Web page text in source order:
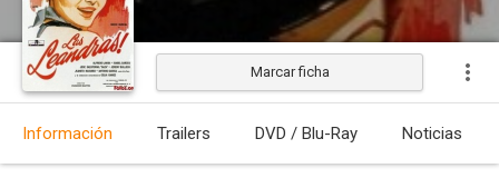
Marcar ficha
Información Trailers DVD / Blu-Ray Noticias